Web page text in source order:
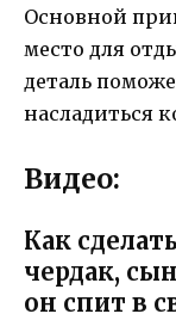
Основной
место для
деталь
насладиться
Видео:
Как
чердак,
он спит в